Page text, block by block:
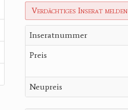
Verdächtiges Inserat melden
Inseratnummer
Preis
Neupreis